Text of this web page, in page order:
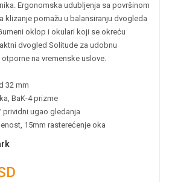
Ergonomska udubljenja sa površinom
klizanje pomažu u balansiranju dvogleda
oklop i okulari koji se okreću
dvogled Solitude za udobnu
na vremenske uslove.
32 mm
BaK-4 prizme
prividni ugao gledanja
15mm rasterećenje oka